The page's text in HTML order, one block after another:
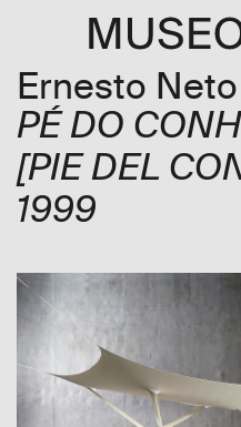
Ernesto Neto
PÉ DO
[PIE DEL
1999